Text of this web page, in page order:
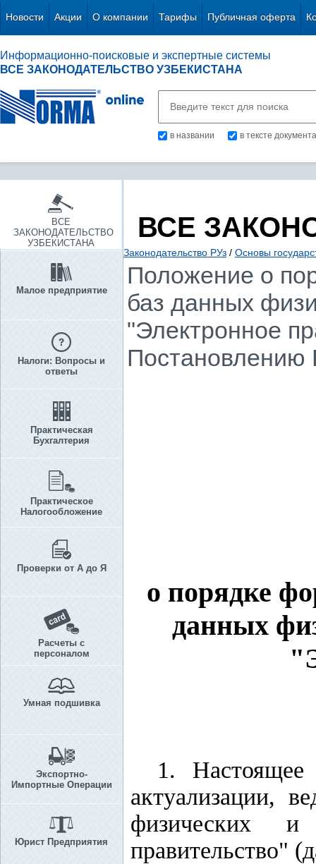
Новости Акции О компании Тарифы Публичная оферта
Информационно-поисковые и экспертные системы
ВСЕ ЗАКОНОДАТЕЛЬСТВО УЗБЕКИСТАНА
в названии в тексте документа
ВСЕ
ЗАКОНОДАТЕЛЬСТВО
УЗБЕКИСТАНА
Малое предприятие
Налоги: Вопросы и
ответы
Практическая
Бухгалтерия
Практическое
Налогообложение
Проверки от А до Я
Расчеты с
персоналом
Умная подшивка
Экспортно-
Импортные Операции
Юрист Предприятия
ВСЕ
Законодательство РУз / Основы
Положение о
баз данных
"Электронное
Постановлению
о порядке
данных
1. Настоящее
актуализации,
физических
правительство"